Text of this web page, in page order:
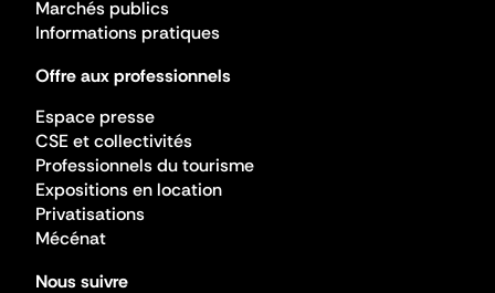
Marchés publics
Informations pratiques
Offre aux professionnels
Espace presse
CSE et collectivités
Professionnels du tourisme
Expositions en location
Privatisations
Mécénat
Nous suivre